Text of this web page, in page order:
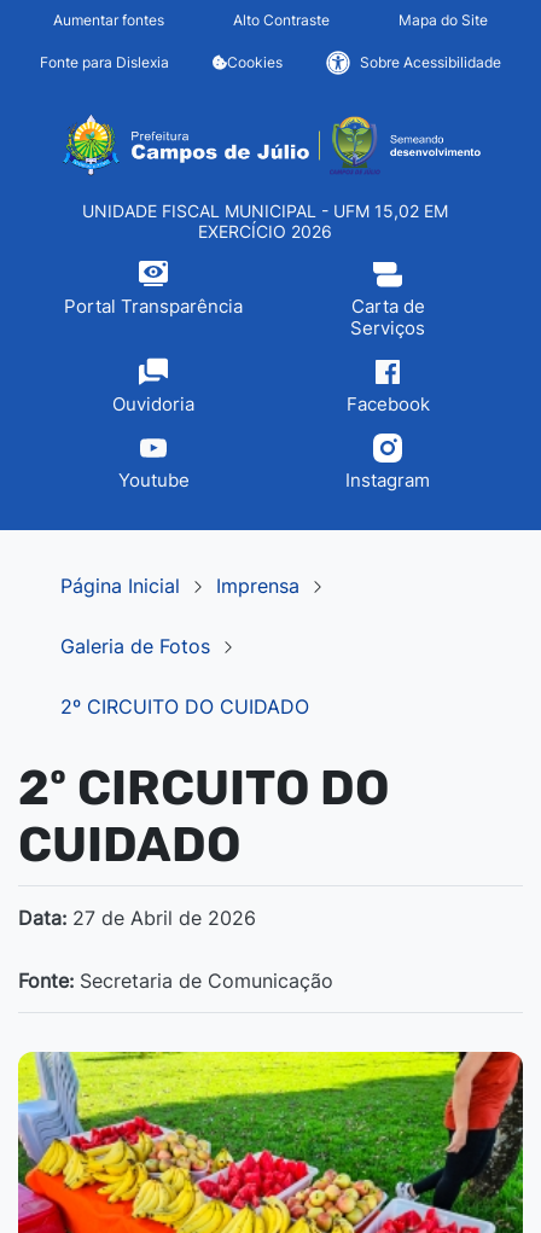
Seção de atalhos e links
Ir para o conteúdo [alt+1]
Ir para o menu [alt+2]
Ir para o rodapé [alt+4]
Aumentar fontes Alto Contraste Mapa do Site
Fonte para Dislexia Cookies Sobre Acessibilidade
Seção do menu principal
UNIDADE FISCAL MUNICIPAL - UFM 15,02 EM
EXERCÍCIO 2026
Portal Transparência
Carta de
Serviços
Ouvidoria Facebook
Youtube Instagram
Página Inicial Imprensa
Galeria de Fotos
2º CIRCUITO DO CUIDADO
2º CIRCUITO DO
CUIDADO
Data: 27 de Abril de 2026
Fonte: Secretaria de Comunicação